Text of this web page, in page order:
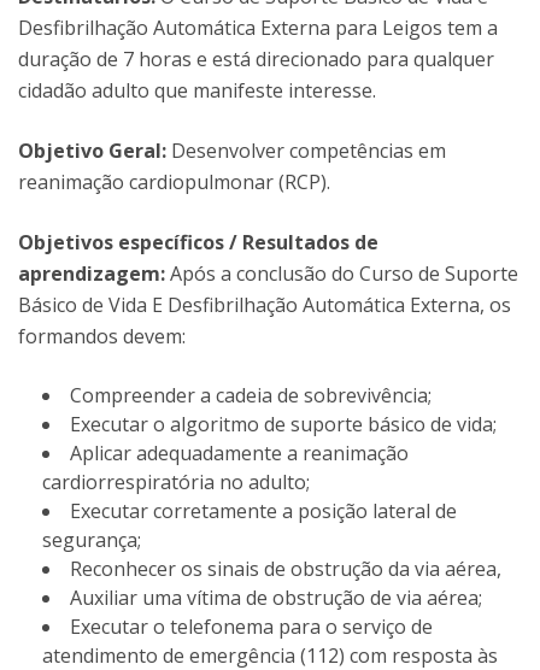
Desfibrilhação Automática Externa para Leigos tem a
duração de 7 horas e está direcionado para qualquer
cidadão adulto que manifeste interesse.
Objetivo Geral: Desenvolver competências em
reanimação cardiopulmonar (RCP).
Objetivos específicos / Resultados de
aprendizagem:Após a conclusão do Curso de Suporte
Básico de Vida E Desfibrilhação Automática Externa, os
formandos devem:
Compreender a cadeia de sobrevivência;
Executar o algoritmo de suporte básico de vida;
Aplicar adequadamente a reanimação
cardiorrespiratória no adulto;
Executar corretamente a posição lateral de
segurança;
Reconhecer os sinais de obstrução da via aérea,
Auxiliar uma vítima de obstrução de via aérea;
Executar o telefonema para o serviço de
atendimento de emergência (112) com resposta às